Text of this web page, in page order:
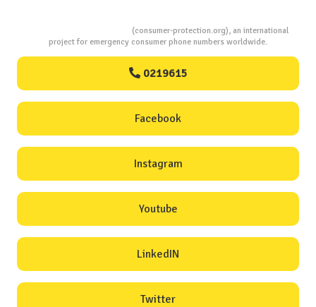
(consumer-protection.org), an international
project for emergency consumer phone numbers worldwide.
0219615
Facebook
Instagram
Youtube
LinkedIN
Twitter